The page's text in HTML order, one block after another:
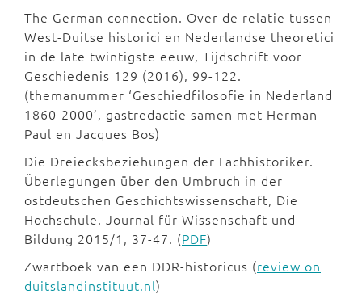
The German connection. Over de relatie tussen
West-Duitse historici en Nederlandse theoretici
in de late twintigste eeuw, Tijdschrift voor
Geschiedenis 129 (2016), 99-122.
(themanummer ‘Geschiedfilosofie in Nederland
1860-2000’, gastredactie samen met Herman
Paul en Jacques Bos)
Die Dreiecksbeziehungen der Fachhistoriker.
Überlegungen über den Umbruch in der
ostdeutschen Geschichtswissenschaft, Die
Hochschule. Journal für Wissenschaft und
Bildung 2015/1, 37-47. (PDF)
Zwartboek van een DDR-historicus (review on
duitslandinstituut.nl)